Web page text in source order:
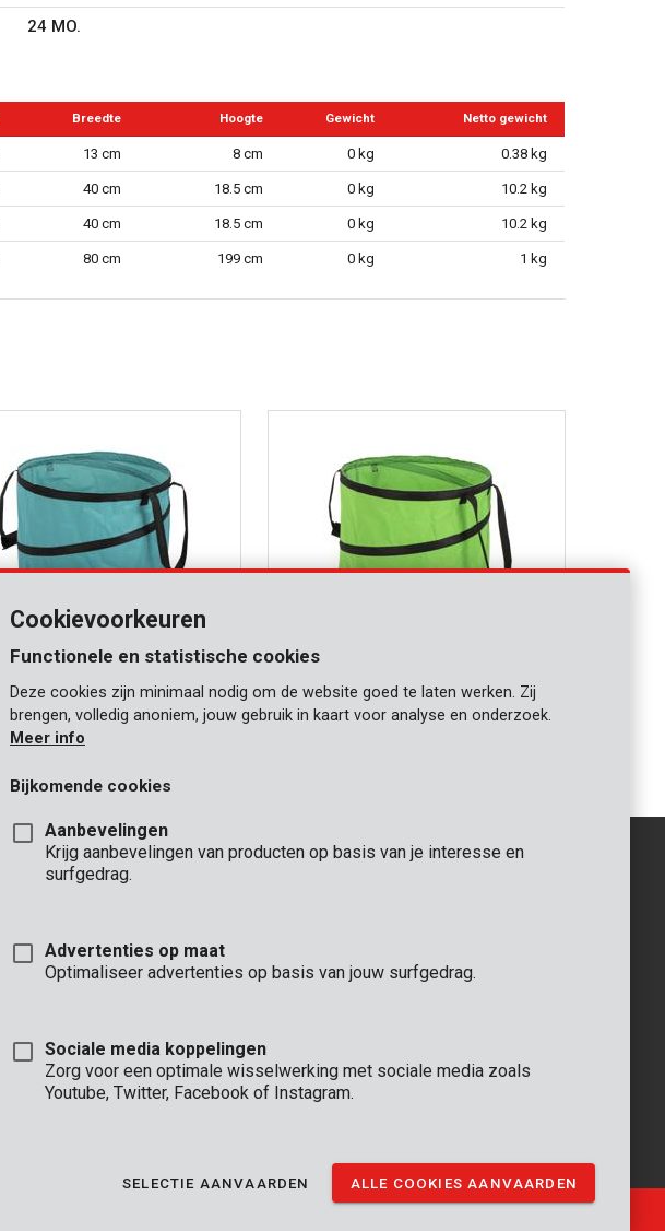
24 MO.
Breedte Hoogte Gewicht Netto gewicht
13 cm 8 cm 0 kg 0.38 kg
40 cm 18.5 cm 0 kg 10.2 kg
40 cm 18.5 cm 0 kg 10.2 kg
80 cm 199 cm 0 kg 1 kg
85L - turquoise Tuinafvalzak 85L - groen
CONTACT
INFO
VARO - Vic. Van Rompuy nv
Joseph Van Instraat 9
VARO IBERICA
+32 (0)3 292 92 92
info@varo.com
support@varo.com
Cookievoorkeuren
Functionele en statistische cookies
Deze cookies zijn minimaal nodig om de website goed te laten werken. Zij
brengen, volledig anoniem, jouw gebruik in kaart voor analyse en onderzoek.
Meer info
Bijkomende cookies
Aanbevelingen
Krijg aanbevelingen van producten op basis van je interesse en
surfgedrag.
Advertenties op maat
Optimaliseer advertenties op basis van jouw surfgedrag.
Sociale media koppelingen
Zorg voor een optimale wisselwerking met sociale media zoals
Youtube, Twitter, Facebook of Instagram.
SELECTIE AANVAARDEN ALLE COOKIES AANVAARDEN